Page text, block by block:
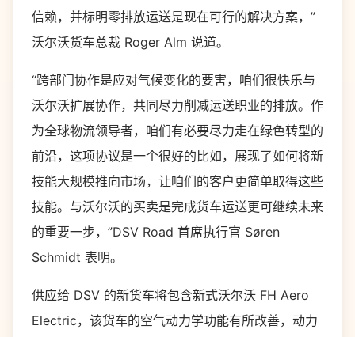
信赖，并标明零排放运送是现在可行的解决方案，”
沃尔沃货车总裁 Roger Alm 说道。
“跨部门协作是应对气候变化的要害，咱们很快乐与
沃尔沃扩展协作，共同尽力削减运送职业的排放。作
为全球物流领导者，咱们有必要尽力走在绿色转型的
前沿，这项协议是一个很好的比如，展现了如何将新
技能大规模推向市场，让咱们的客户更简单取得这些
技能。与沃尔沃的买卖是完成货车运送更可继续未来
的重要一步，”DSV Road 首席执行官 Søren
Schmidt 表明。
供应给 DSV 的新货车将包含新式沃尔沃 FH Aero
Electric，该货车的空气动力学功能有所改善，动力